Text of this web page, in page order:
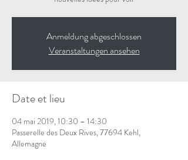
Anmeldung abgeschlossen
Veranstaltungen ansehen
Date et lieu
04 mai 2019, 10:30 – 14:30
Passerelle des Deux Rives, 77694 Kehl,
Allemagne